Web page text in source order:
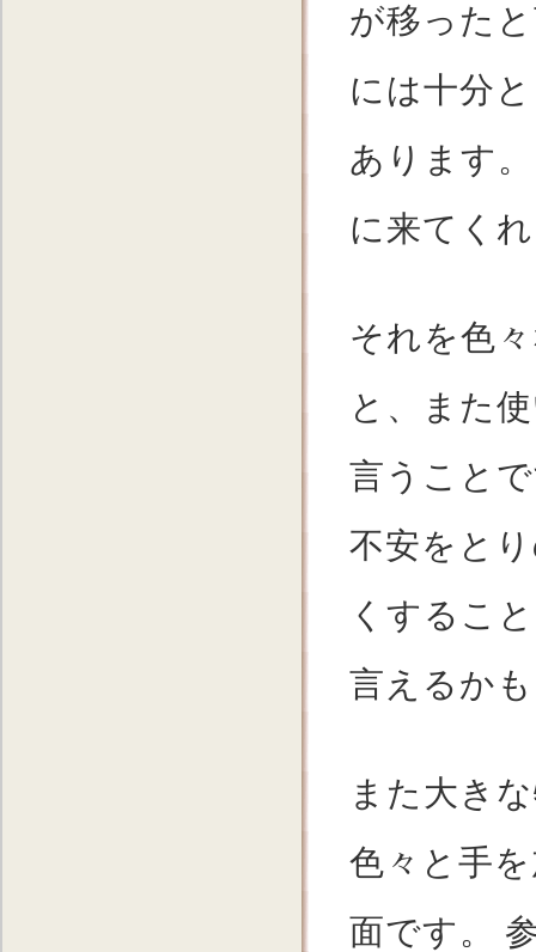
が移った
には十分
あります
に来てく
それを色
と、また
言うこと
不安をと
くするこ
言えるか
また大き
色々と手
面です。